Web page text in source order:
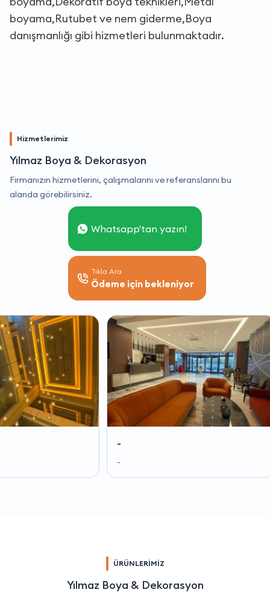
boyama,Rutubet ve nem giderme,Boya
danışmanlığı gibi hizmetleri bulunmaktadır.
Hizmetlerimiz
Yılmaz Boya & Dekorasyon
Firmanızın hizmetlerini, çalışmalarını ve referanslarını bu
alanda görebilirsiniz.
Whatsapp'tan yazın!
Tıkla Ara
Ödeme için bekleniyor
ÜRÜNLERİMİZ
Yılmaz Boya & Dekorasyon